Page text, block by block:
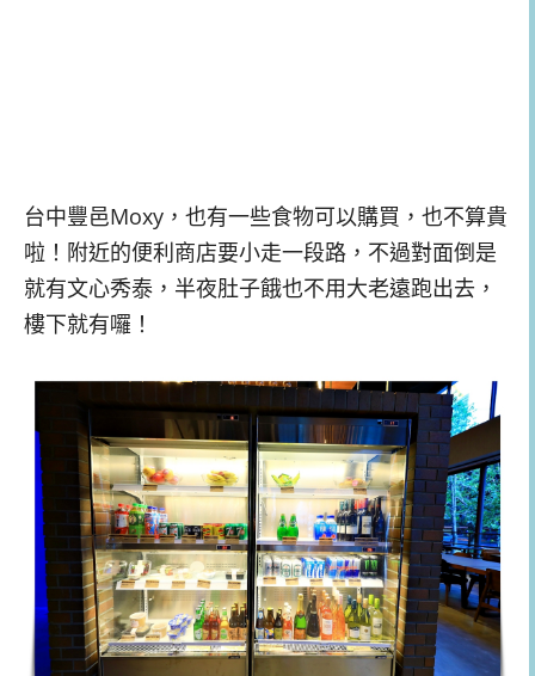
台中豐邑Moxy，也有一些食物可以購買，也不算貴
啦！附近的便利商店要小走一段路，不過對面倒是
就有文心秀泰，半夜肚子餓也不用大老遠跑出去，
樓下就有囉！